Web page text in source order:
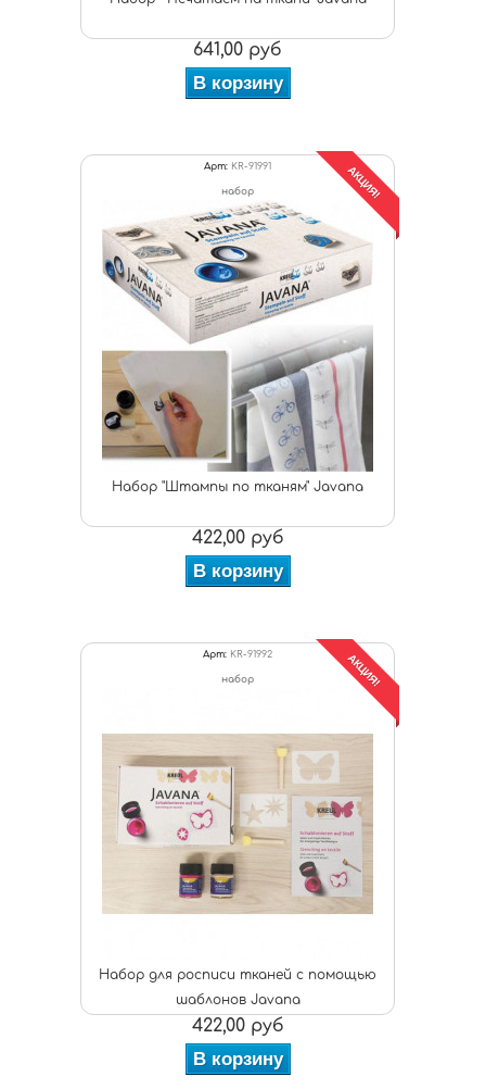
641,00 руб
В корзину
Арт: KR-91991
набор
Набор "Штампы по тканям" Javana
АКЦИЯ!
422,00 руб
В корзину
Арт: KR-91992
набор
Набор для росписи тканей с помощью
шаблонов Javana
АКЦИЯ!
422,00 руб
В корзину